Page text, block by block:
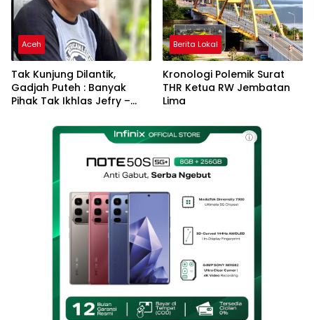
Aceh
Tak Kunjung Dilantik,
Gadjah Puteh : Banyak
Pihak Tak Ikhlas Jefry –
Berita Lokal
Kronologi Polemik Surat
THR Ketua RW Jembatan
Lima
ⓘ